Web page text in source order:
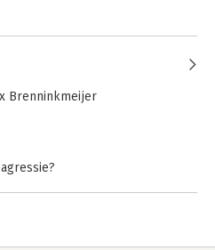
werd ze onderzoeker bij
was 15 jaar actief als mediator
2007 is zij directeur van
bij meer dan 175 unieke
rondom
conflicthantering en
Caroline
Brenninkmeijer